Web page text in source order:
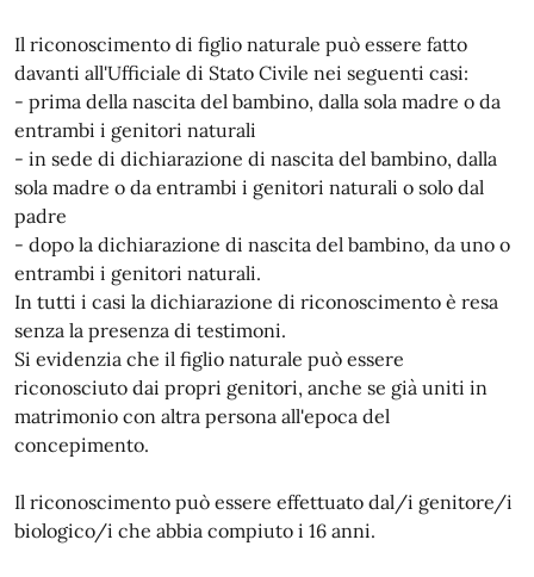
Il riconoscimento di figlio naturale può essere fatto
davanti all'Ufficiale di Stato Civile nei seguenti casi:
- prima della nascita del bambino, dalla sola madre o da
entrambi i genitori naturali
- in sede di dichiarazione di nascita del bambino, dalla
sola madre o da entrambi i genitori naturali o solo dal
padre
- dopo la dichiarazione di nascita del bambino, da uno o
entrambi i genitori naturali.
In tutti i casi la dichiarazione di riconoscimento è resa
senza la presenza di testimoni.
Si evidenzia che il figlio naturale può essere
riconosciuto dai propri genitori, anche se già uniti in
matrimonio con altra persona all'epoca del
concepimento.
Il riconoscimento può essere effettuato dal/i genitore/i
biologico/i che abbia compiuto i 16 anni.